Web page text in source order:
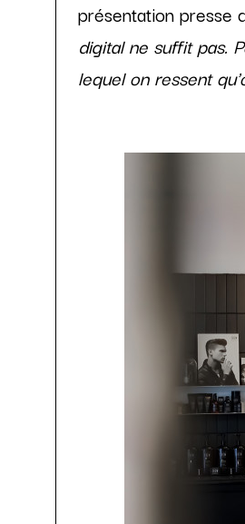
présentation presse
digital ne suffit pas.
lequel on ressent